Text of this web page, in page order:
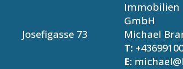
Josefigasse 73
GmbH
Michael
T:
E: